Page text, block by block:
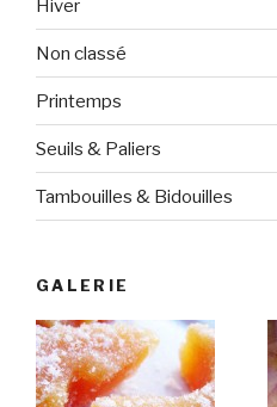
Hiver
Non classé
Printemps
Seuils & Paliers
Tambouilles & Bidouilles
GALERIE